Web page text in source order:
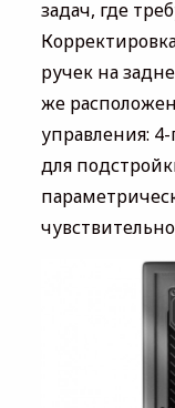
задач, где
ручек на
же
управления:
для